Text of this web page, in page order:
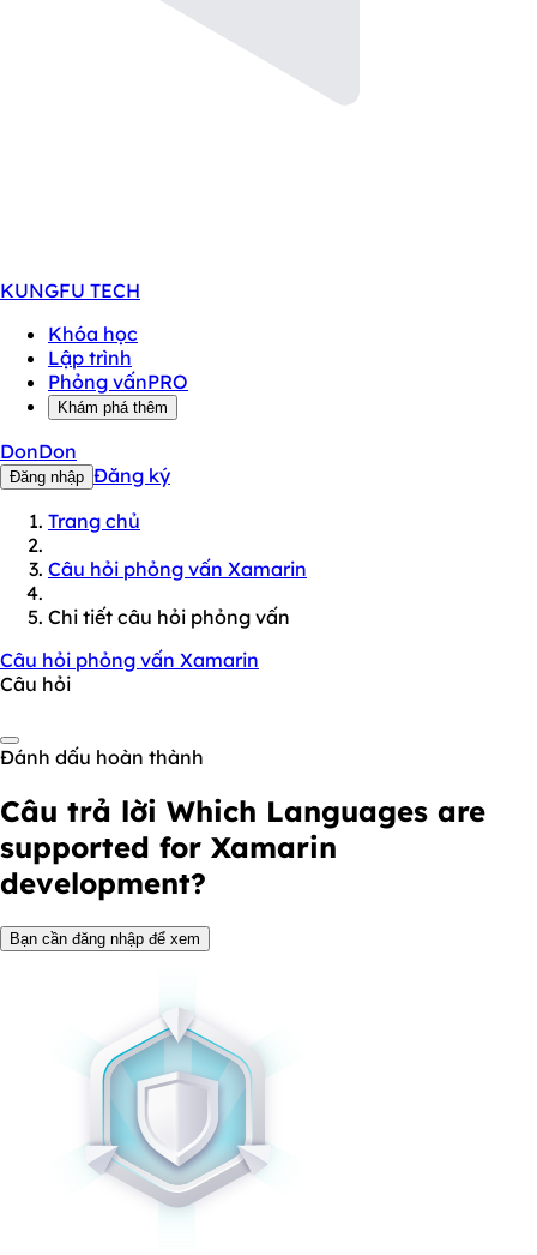
KUNGFU TECH
Khóa học
Lập trình
Phỏng vấnPRO
Khám phá thêm
DonDon
Đăng nhập Đăng ký
Trang chủ
Câu hỏi phỏng vấn Xamarin
Chi tiết câu hỏi phỏng vấn
Câu hỏi phỏng vấn Xamarin
Câu hỏi
Đánh dấu hoàn thành
Câu trả lời Which Languages are
supported for Xamarin
development?
Bạn cần đăng nhập để xem